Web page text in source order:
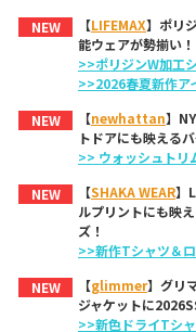
NEW
【LIFEMAX】ポリ
能ウェアが勢揃い！
>>ポリジンW加工
>>2026春夏新作ア
NEW
【newhattan】
トドアにも映える
>> ウォッシュトリ
NEW
【SHAKA WEAR】
ルプリントにも映
ズ！
>>新作Tシャツ＆
NEW
【glimmer】グリ
ジャケットに
>>新色ドライTシ